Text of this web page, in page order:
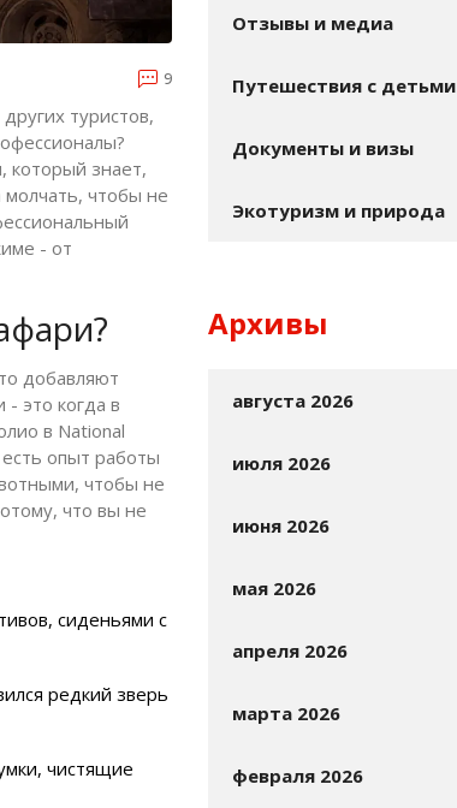
9
туристов,
который знает,
молчать, чтобы не
- от
добавляют
это когда в
в National
опыт работы
чтобы не
что вы не
сиденьями с
редкий зверь
чистящие
Отзывы и медиа
Путешествия с детьми
Документы и визы
Экотуризм и природа
Архивы
августа 2026
июля 2026
июня 2026
мая 2026
апреля 2026
марта 2026
февраля 2026